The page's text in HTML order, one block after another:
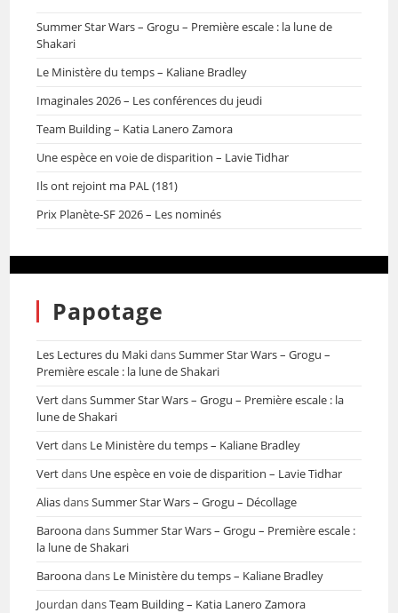
Summer Star Wars – Grogu – Première escale : la lune de
Shakari
Le Ministère du temps – Kaliane Bradley
Imaginales 2026 – Les conférences du jeudi
Team Building – Katia Lanero Zamora
Une espèce en voie de disparition – Lavie Tidhar
Ils ont rejoint ma PAL (181)
Prix Planète-SF 2026 – Les nominés
Papotage
Les Lectures du MakidansSummer Star Wars – Grogu –
Première escale : la lune de Shakari
VertdansSummer Star Wars – Grogu – Première escale : la
lune de Shakari
Vertdans Le Ministère du temps – Kaliane Bradley
Vertdans Une espèce en voie de disparition – Lavie Tidhar
AliasdansSummer Star Wars – Grogu – Décollage
BaroonadansSummer Star Wars – Grogu – Première escale :
la lune de Shakari
Baroonadans Le Ministère du temps – Kaliane Bradley
Jourdan dansTeam Building – Katia Lanero Zamora